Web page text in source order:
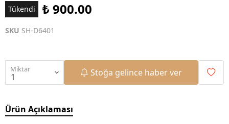
Tükendi ₺ 900.00
SKU SH-D6401
Miktar Stoğa gelince haber ver
Ürün Açıklaması